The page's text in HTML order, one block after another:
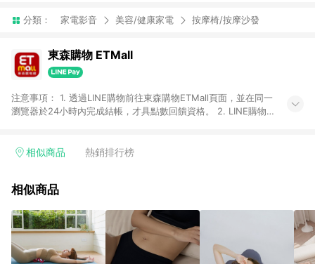
分類： 家電影音 美容/健康家電 按摩椅/按摩沙發
東森購物 ETMall
注意事項： 1. 透過LINE購物前往東森購物ETMall頁面，並在同一
瀏覽器於24小時內完成結帳，才具點數回饋資格。 2. LINE購物
單，皆不在點數回饋範圍內。 3. 如購買以下類別商品，將無法獲
球嚴選、商城、專案商品、「草莓網」全館商品。 4. 如取消訂
回饋。 5. 點數回饋會扣除所有折扣優惠後之最終發票金額計算，
實際回饋請依LINE購物通知為主。 6. 訂單如有使用東森購物
ETMall站內之折扣優惠(包含但不限於東森幣、樂透金、東森現金
券等)，不具點數回饋資格。詳細請依東森購物ETMall之結帳頁面
相似商品 熱銷排行榜
相似商品